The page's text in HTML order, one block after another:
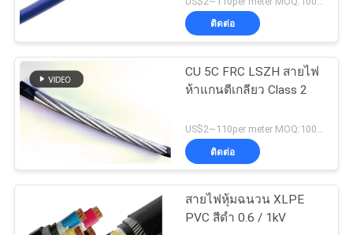
ทัวร์
โรงงาน
ควบคุม
ติดต่อ
CU 5C FRC LSZH สายไฟ
ห้าแกนตีเกลียว Class 2
US$2~110per meter MOQ:1000เมตร
ติดต่อ
สายไฟหุ้มฉนวน XLPE
PVC สีดำ 0.6 / 1kV